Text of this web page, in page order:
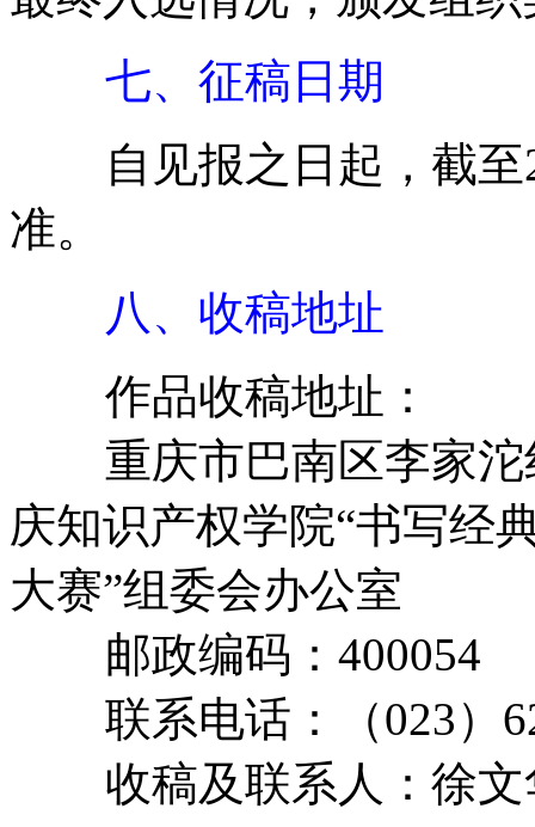
七、征稿日期
自见报之日起，截至
准。
八、收稿地址
作品收稿地址：
重庆市巴南区李家沱
庆知识产权学院“书写经
大赛”组委会办公室
邮政编码：400054
联系电话：（023）
收稿及联系人：徐文